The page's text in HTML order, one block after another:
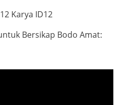
Karya ID12
Bersikap Bodo Amat: